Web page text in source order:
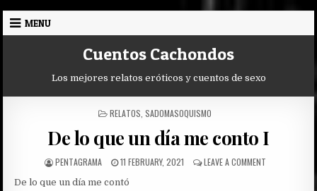
Skip
MENU
Cuentos Cachondos
Los mejores relatos eróticos y cuentos de sexo
POSTED
RELATOS SADOMASOQUISMO
De lo que un dí­a me conto I
AUTHOR:
PENTAGRAMA
PUBLISHED
11 FEBRUARY, 2021 LEAVE A COMMENTON
De lo que un día me contó